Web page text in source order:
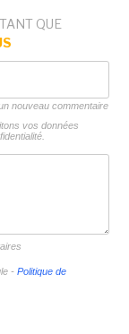
QUE
nouveau commentaire
vos données
- Politique de